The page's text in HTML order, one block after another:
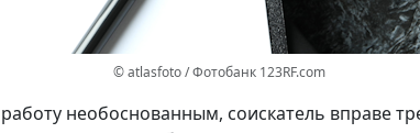
© atlasfoto / Фотобанк 123RF.com
необоснованным, соискатель вправе